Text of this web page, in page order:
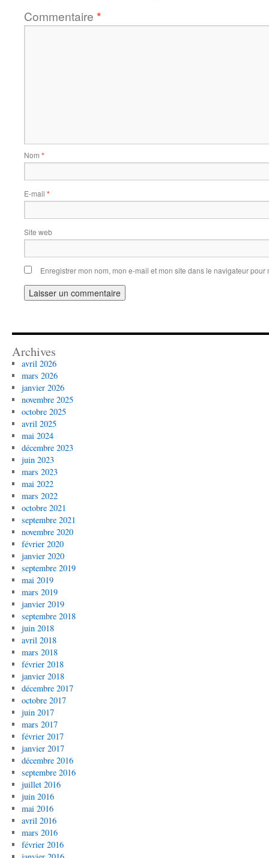
Commentaire *
Nom *
E-mail *
Site web
Enregistrer mon nom, mon e-mail et mon site dans le navigateur
Archives
avril 2026
mars 2026
janvier 2026
novembre 2025
octobre 2025
avril 2025
mai 2024
décembre 2023
juin 2023
mars 2023
mai 2022
mars 2022
octobre 2021
septembre 2021
novembre 2020
février 2020
janvier 2020
septembre 2019
mai 2019
mars 2019
janvier 2019
septembre 2018
juin 2018
avril 2018
mars 2018
février 2018
janvier 2018
décembre 2017
octobre 2017
juin 2017
mars 2017
février 2017
janvier 2017
décembre 2016
septembre 2016
juillet 2016
juin 2016
mai 2016
avril 2016
mars 2016
février 2016